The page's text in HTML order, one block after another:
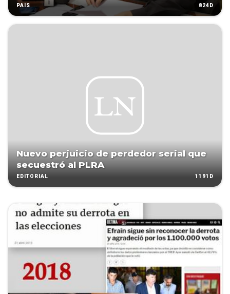
PAÍS 824D
Nuevo perjuicio de perdedor serial que
secuestró al PLRA
EDITORIAL 1191D